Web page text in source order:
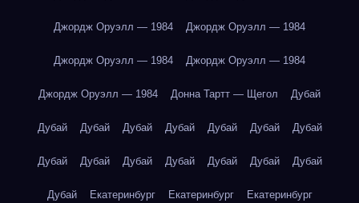
Джордж Оруэлл — 1984 Джордж Оруэлл — 1984
Джордж Оруэлл — 1984 Джордж Оруэлл — 1984
Джордж Оруэлл — 1984 Донна Тартт — Щегол Дубай
Дубай Дубай Дубай Дубай Дубай Дубай Дубай
Дубай Дубай Дубай Дубай Дубай Дубай Дубай
Дубай Екатеринбург Екатеринбург Екатеринбург